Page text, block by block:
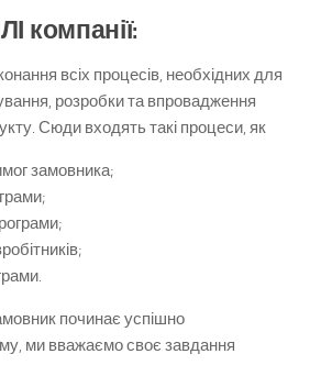
компанії:
всіх процесів, необхідних для
розробки та впровадження
Сюди входять такі процеси, як
замовника;
починає успішно
ми вважаємо своє завдання